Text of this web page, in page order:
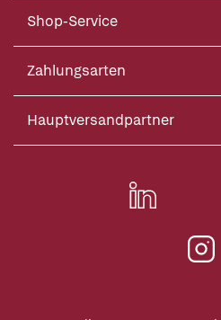
Shop-Service
Zahlungsarten
Hauptversandpartner